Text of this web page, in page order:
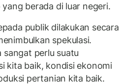
berada di luar negeri.
publik dilakukan secara
spekulasi.
sangat perlu suatu
kita baik, kondisi ekonomi
pertanian kita baik.